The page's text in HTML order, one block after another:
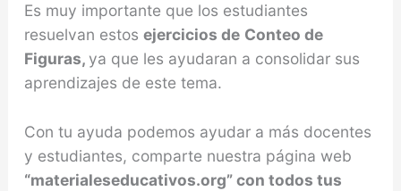
Es muy importante que los estudiantes
resuelvan estos ejercicios de Conteo de
Figuras, ya que les ayudaran a consolidar sus
aprendizajes de este tema.
Con tu ayuda podemos ayudar a más docentes
y estudiantes, comparte nuestra página web
“materialeseducativos.org” con todos tus